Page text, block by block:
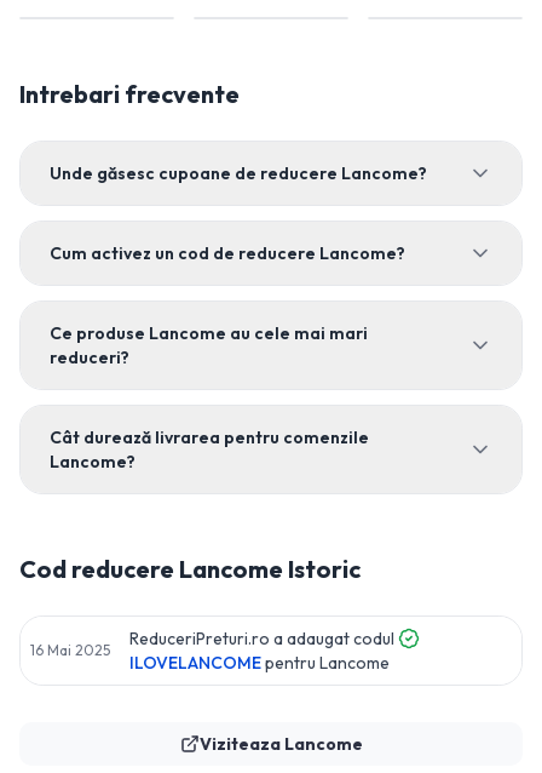
Viziteaza Lancome
Intrebari frecvente
Unde găsesc cupoane de reducere Lancome?
Cum activez un cod de reducere Lancome?
Ce produse Lancome au cele mai mari
reduceri?
Cât durează livrarea pentru comenzile
Lancome?
Cod reducere Lancome Istoric
16 Mai 2025
ReduceriPreturi.ro a adaugat codul
ILOVELANCOMEpentru Lancome